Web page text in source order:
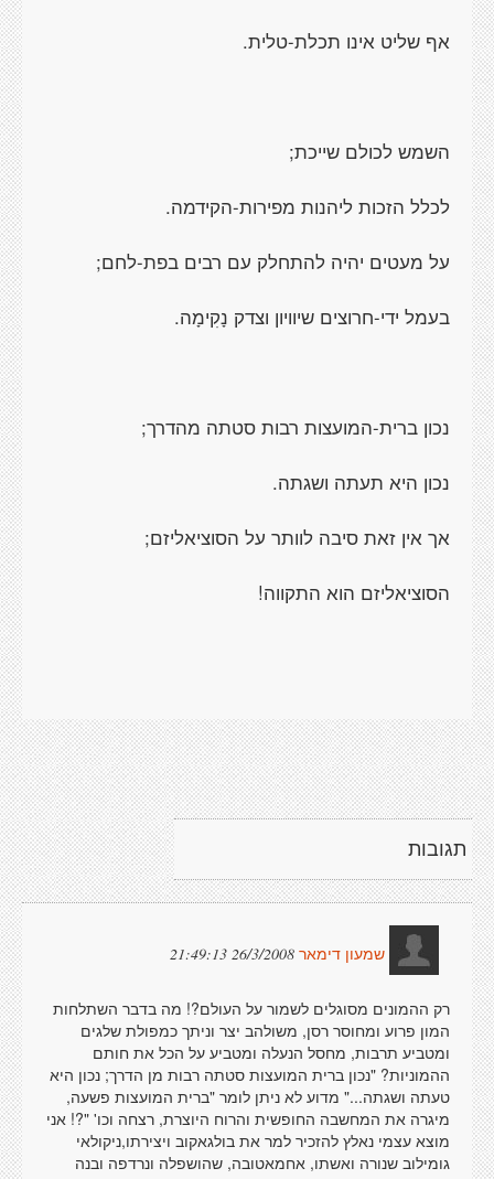
אף שליט אינו תכלת-טלית.
השמש לכולם שייכת;
לכלל הזכות ליהנות מפירות-הקידמה.
על מעטים יהיה להתחלק עם רבים בפת-לחם;
בעמל ידי-חרוצים שיוויון וצדק נָקִימָה.
נכון ברית-המועצות רבות סטתה מהדרך;
נכון היא תעתה ושגתה.
אך אין זאת סיבה לוותר על הסוציאליזם;
הסוציאליזם הוא התקווה!
תגובות
שמעון דימאר 26/3/2008 21:49:13
רק ההמונים מסוגלים לשמור על העולם?! מה בדבר השתלחות
המון פרוע ומחוסר רסן, משולהב יצר וניתך כמפולת שלגים
ומטביע תרבות, מחסל הנעלה ומטביע על הכל את חותם
ההמוניות? "נכון ברית המועצות סטתה רבות מן הדרך; נכון היא
טעתה ושגתה..." מדוע לא ניתן לומר "ברית המועצות פשעה,
מיגרה את המחשבה החופשית והרוח היוצרת, רצחה וכו' "?! אני
מוצא עצמי נאלץ להזכיר למר את בולגאקוב ויצירתו,ניקולאי
גומילוב שנורה ואשתו, אחמאטובה, שהושפלה ונרדפה ובנה